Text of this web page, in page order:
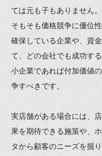
ては元も子もありません。
そもそも価格競争に優位
確保している企業や、資
て、どの会社でも成功す
小企業であれば付加価値
争すべきです。
実店舗がある場合には、
果を期待できる施策や、
タから顧客のニーズを掘